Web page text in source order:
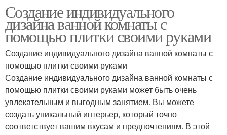
Создание индивидуального
дизайна ванной комнаты с
помощью плитки своими руками
Создание индивидуального дизайна ванной комнаты с
помощью плитки своими руками
Создание индивидуального дизайна ванной комнаты с
помощью плитки своими руками может быть очень
увлекательным и выгодным занятием. Вы можете
создать уникальный интерьер, который точно
соответствует вашим вкусам и предпочтениям. В этой